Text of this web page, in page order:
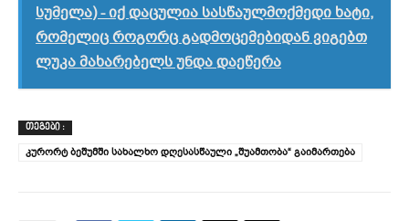
სუმელა) - იქ დაცულია სასწაულმოქმედი ხატი,
რომელიც როგორც გადმოცემებიდან ვიგებთ
ლუკა მახარებელს უნდა დაეწერა
ᲗᲔᲒᲔᲑᲘ :
კურორტ ბეშუმში სახალხო დღესასწაული „შუამთობა“ გაიმართება